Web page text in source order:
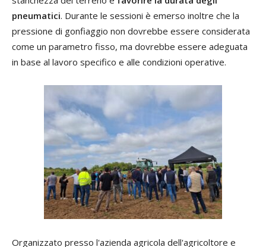
pneumatici. Durante le sessioni è emerso inoltre che la
pressione di gonfiaggio non dovrebbe essere considerata
come un parametro fisso, ma dovrebbe essere adeguata
in base al lavoro specifico e alle condizioni operative.
Organizzato presso l'azienda agricola dell'agricoltore e